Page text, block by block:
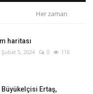
Her zaman
haritası
Şubat 5, 2024 0 116
Ertaş,